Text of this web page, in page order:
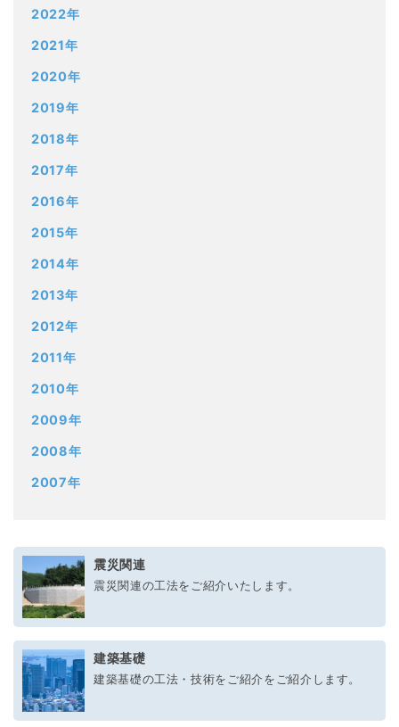
2022年
2021年
2020年
2019年
2018年
2017年
2016年
2015年
2014年
2013年
2012年
2011年
2010年
2009年
2008年
2007年
震災関連
震災関連の工法をご紹介いたします。
建築基礎
建築基礎の工法・技術をご紹介をご紹介します。